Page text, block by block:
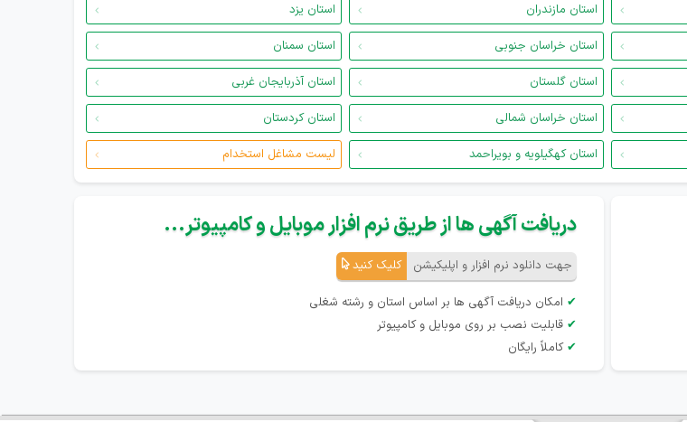
استان مازندران
استان یزد
استان خراسان جنوبی
استان سمنان
استان گلستان
استان آذربایجان غربی
استان خراسان شمالی
استان کردستان
استان کهگیلویه و بویراحمد لیست مشاغل استخدام
دریافت آگهی ها از طریق نرم افزار موبایل و کامپیوتر...
جهت دانلود نرم افزار و اپلیکیشن کلیک کنید
✔ امکان دریافت آگهی ها بر اساس استان و رشته شغلی
✔ قابلیت نصب بر روی موبایل و کامپیوتر
✔ کاملاً رایگان